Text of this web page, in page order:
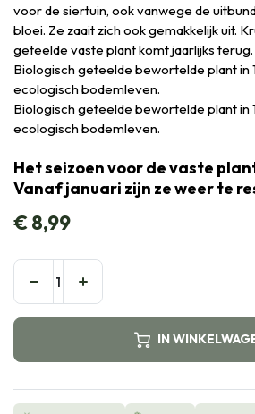
voor de siertuin, ook vanwege de
bloei. Ze zaait zich ook gemakkelijk uit.
geteelde vaste plant komt jaarlijks terug.
Biologisch geteelde bewortelde plant in
ecologisch bodemleven.
Biologisch geteelde bewortelde plant in
ecologisch bodemleven.
Het seizoen voor de vaste
Vanaf januari zijn ze weer te
€8,99
IN